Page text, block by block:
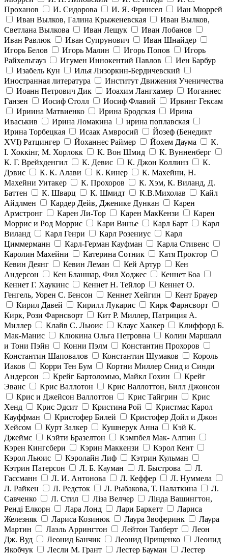
Проханов
И. Сидорова И. Я. Фринсел
Иан Мюррей
Иван Вылков, Галина Крыженевская
Иван Вылков,
Светлана Вылкова
Иван Лещук
Иван Лобанов
Иван Равлюк
Иван Супрунович
Иван Шнайдер
Игорь Белов
Игорь Малин Игорь Попов
Игорь
Райхельгауз
Игумен Иннокентий Павлов
Иен Барбур
Изабель Кун
Илья Лизоркин-Бердичевский
Иностранная литература
Институт Движения Ученичества
Иоанн Петрович Дик
Иоахим Лангхамер
Иоганнес
Ганзен
Иосиф Столл Иосиф Флавий
Ирвинг Гексам
Ириина Матвиенко
Ирина Бродская
Ирина
Иваськив
Ирина Ломакина
ирина поплавская
Ирина Торбецкая
Исаак Амвросий
Йозеф (Бенедикт
ХVI) Ратцингер
Йоханнес Раймер Йохем Даума
К.
І. Хоккінг, М. Хорлокк
К. Вон Шмид
К. Вунненберг
К. Г. Врейхденгил
К. Девис К. Джон Коллинз
К.
Дэвис
К. К. Алави К. Кинер
К. Махейни, Н.
Махейни Уитакер
К. Прохоров
К. Хэм, К. Виланд, Д.
Баттен
К. Шварц К. Шмидт К.В.Михолав
Кайл
Айдлмен
Кардер Дейв, Дженике Дункан
Карен
Армстронг
Карен Ли-Тор Карен МакКензи
Карен
Моррис и Род Моррис
Кари Винье Карл Барт
Карл
Виланд
Карл Генри Карл Розениус
Карл
Циммерманн
Карл-Герман Кауфман
Карла Стивенс
Каролин Махейни
Катерина Сотник
Катя Проктор
Кевин Деянг
Кевин Леман Кей Артур
Кен
Андерсон
Кен Бланшар, Фил Ходжес
Кеннет Боа
Кеннет Г. Хаукинс
Кеннет Н. Тейлор
Кеннет О.
Генгель, Уорен С. Бенсон
Кеннет Хейгин
Кент Брауер
Кирил Давей
Кирилл Лукарис
Кирк Фарнсворт
Кирк, Рози Фарнсворт
Кит Р. Миллер, Патриция А.
Миллер
Клайв С. Льюис Клаус Хаакер
Клиффорд Б.
Мак-Манис
Клюкина Ольга Петровна
Колин Маршалл
и Тони Пэйн
Конни Пэлм
Константин Прохоров
Константин Шаповалов
Константин Шумаков
Король
Иаков
Корри Тен Бум
Кортни Миллер Снид и Синди
Андерсон
Крейг Бартоломью, Майкл Гохин
Крейг
Эванс
Крис Валлотон
Крис Валлоттон, Билл Джонсон
Крис и Джейсон Валлоттон
Крис Тайгрин
Крис
Хенд
Крис Эдсит Кристина Рой
Кристмас Карол
Кауффман
Кристофер Билей
Кристофер Дойл и Джон
Хейсом
Курт Залкер Кушнерук Анна
Кэй К.
Джеймс
Кэйти Бразелтон
Кэмпбел Мак- Алпин
Кэрен Кингсбери
Кэрин Маккензи
Кэрол Кент
Кэрол Льюис
Кэролайн Лиф
Кэтрин Кульман
Кэтрин Патерсон
Л. Б. Кауман Л. Быстрова
Л.
Гассманн
Л. И. Антонова Л. Кеффер
Л. Нуммела
Л. Райкен
Л. Редсток Л. Рыбакова, Т. Палаткина
Л.
Савченко
Л. Стил Ліза Велчер
Лінда Вашингтон,
Ренді Елкорн
Лара Лонд Лари Баркетт
Лариса
Железняк
Лариса Козинюк Лаура Звоферинк
Лаура
Мартин
Лаэль Аррингтон Лейтон Талберт
Леон
Дж. Вуд
Леонид Банчик Леонид Прищенко
Леонид
Якобчук
Лесли М. Грант Лестер Бауман
Лестер